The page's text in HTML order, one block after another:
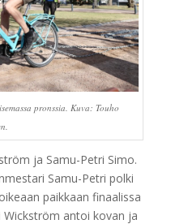
pronssia. Kuva: Touho
ja Samu-Petri Simo.
Samu-Petri polki
paikkaan finaalissa
Wickström antoi kovan ja